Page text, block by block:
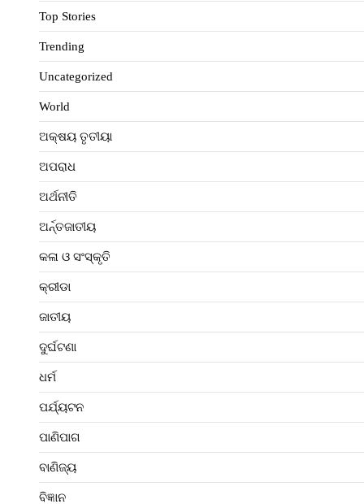
Top Stories
Trending
Uncategorized
World
ଅକ୍ଷୟ ତୃତୀୟା
ଅପରାଧ
ଅର୍ଥନୀତି
ଅର୍ନ୍ତଜାତୀୟ
କଳା ଓ ସଂସ୍କୃତି
କ୍ରୀଡା
ଜାତୀୟ
ଦୁର୍ଘଟଣା
ଧର୍ମ
ପର୍ଯ୍ୟଟନ
ପାଣିପାଗ
ବାଣିଜ୍ୟ
ବିଜ୍ଞାନ